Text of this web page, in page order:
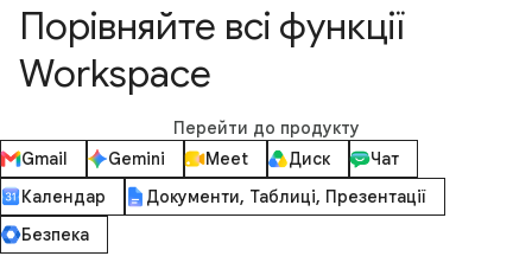
Порівняйте всі функції
Workspace
Перейти до продукту
Gmail
Gemini Meet Диск
Чат
Календар
Документи, Таблиці, Презентації
Безпека